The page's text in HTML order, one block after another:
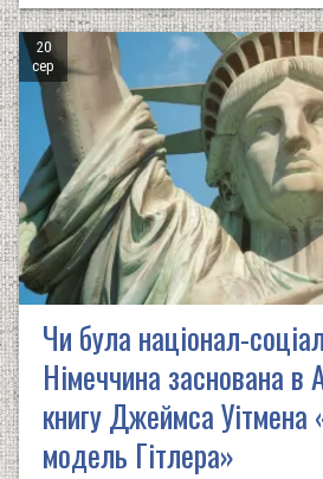
20
сер
Чи була націонал-
Німеччина заснована в
книгу Джеймса Уітмена
модель Гітлера»